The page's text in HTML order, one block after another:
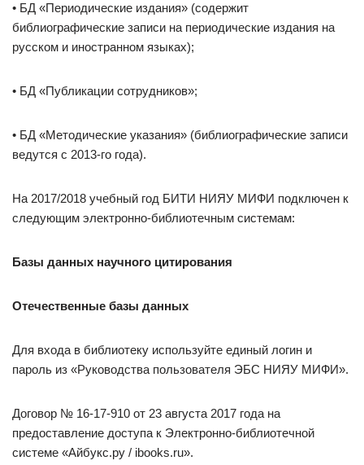
• БД «Периодические издания» (содержит
библиографические записи на периодические издания на
русском и иностранном языках);
• БД «Публикации сотрудников»;
• БД «Методические указания» (библиографические записи
ведутся с 2013-го года).
На 2017/2018 учебный год БИТИ НИЯУ МИФИ подключен к
следующим электронно-библиотечным системам:
Базы данных научного цитирования
Отечественные базы данных
Для входа в библиотеку используйте единый логин и
пароль из «Руководства пользователя ЭБС НИЯУ МИФИ».
Договор № 16-17-910 от 23 августа 2017 года на
предоставление доступа к Электронно-библиотечной
системе «Айбукс.ру / ibooks.ru».